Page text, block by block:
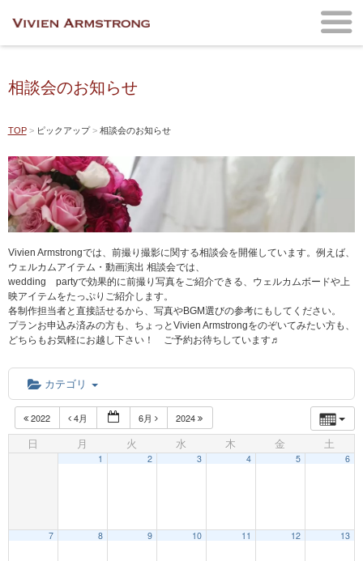
相談会のお知らせ
TOP ピックアップ 相談会のお知らせ
Vivien Armstrongでは、前撮り撮影に関する相談会を開催しています。例えば、
ウェルカムアイテム・動画演出 相談会では、
wedding partyで効果的に前撮り写真をご紹介できる、ウェルカムボードや上
映アイテムをたっぷりご紹介します。
各制作担当者と直接話せるから、写真やBGM選びの参考にもしてください。
プランお申込み済みの方も、ちょっとVivien Armstrongをのぞいてみたい方も、
どちらもお気軽にお越し下さい！ ご予約お待ちしています♬
カテゴリ
2022 4月 6月 2024
日 月 火 水 木 金 土
1 2 3 4 5 6
7 8 9 10 11 12 13